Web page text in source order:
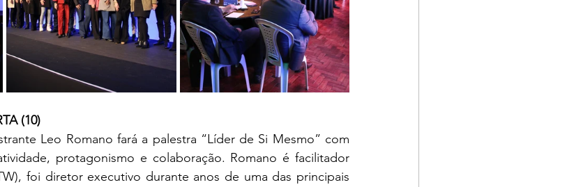
(10)
Leo Romano fará a palestra “Líder de Si Mesmo” com
protagonismo e colaboração. Romano é facilitador
foi diretor executivo durante anos de uma das principais